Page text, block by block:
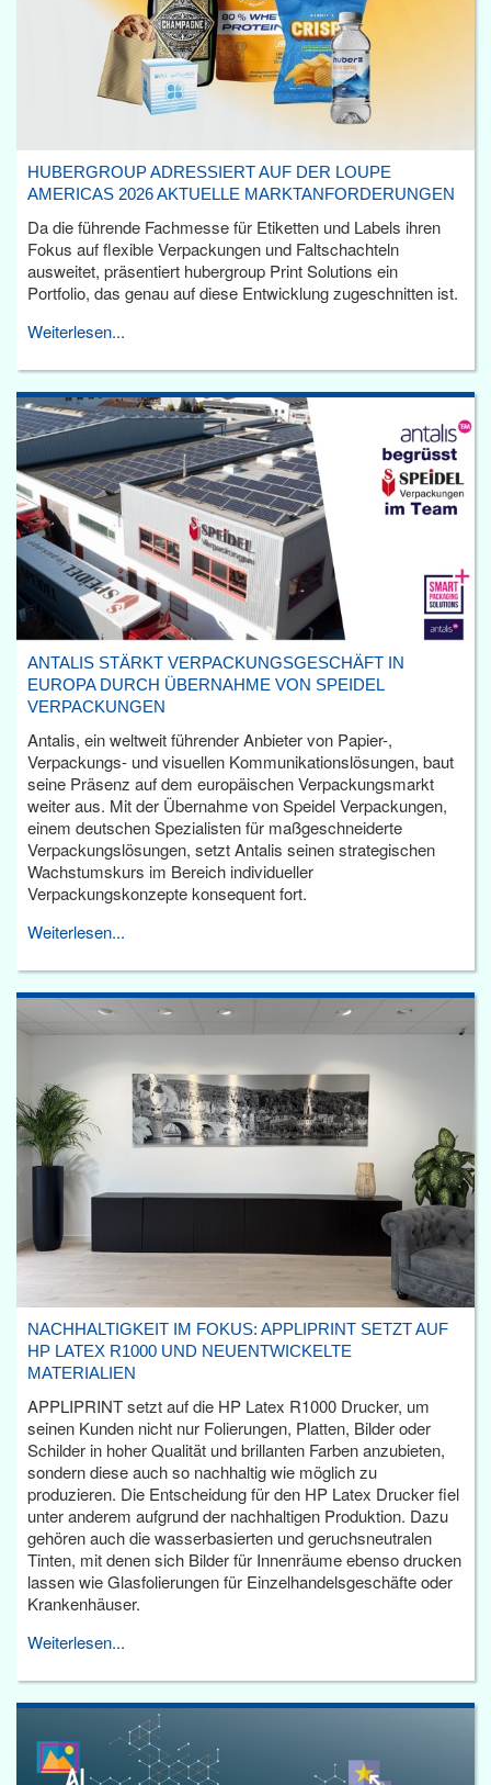
HUBERGROUP ADRESSIERT AUF DER LOUPE
AMERICAS 2026 AKTUELLE MARKTANFORDERUNGEN
Da die führende Fachmesse für Etiketten und Labels ihren
Fokus auf flexible Verpackungen und Faltschachteln
ausweitet, präsentiert hubergroup Print Solutions ein
Portfolio, das genau auf diese Entwicklung zugeschnitten ist.
Weiterlesen...
ANTALIS STÄRKT VERPACKUNGSGESCHÄFT IN
EUROPA DURCH ÜBERNAHME VON SPEIDEL
VERPACKUNGEN
Antalis, ein weltweit führender Anbieter von Papier-,
Verpackungs- und visuellen Kommunikationslösungen, baut
seine Präsenz auf dem europäischen Verpackungsmarkt
weiter aus. Mit der Übernahme von Speidel Verpackungen,
einem deutschen Spezialisten für maßgeschneiderte
Verpackungslösungen, setzt Antalis seinen strategischen
Wachstumskurs im Bereich individueller
Verpackungskonzepte konsequent fort.
Weiterlesen...
NACHHALTIGKEIT IM FOKUS: APPLIPRINT SETZT AUF
HP LATEX R1000 UND NEUENTWICKELTE
MATERIALIEN
APPLIPRINT setzt auf die HP Latex R1000 Drucker, um
seinen Kunden nicht nur Folierungen, Platten, Bilder oder
Schilder in hoher Qualität und brillanten Farben anzubieten,
sondern diese auch so nachhaltig wie möglich zu
produzieren. Die Entscheidung für den HP Latex Drucker fiel
unter anderem aufgrund der nachhaltigen Produktion. Dazu
gehören auch die wasserbasierten und geruchsneutralen
Tinten, mit denen sich Bilder für Innenräume ebenso drucken
lassen wie Glasfolierungen für Einzelhandelsgeschäfte oder
Krankenhäuser.
Weiterlesen...